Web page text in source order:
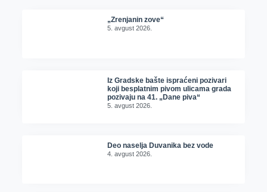
„Zrenjanin zove“
5. avgust 2026.
Iz Gradske bašte ispraćeni pozivari
koji besplatnim pivom ulicama grada
pozivaju na 41. „Dane piva“
5. avgust 2026.
Deo naselja Duvanika bez vode
4. avgust 2026.